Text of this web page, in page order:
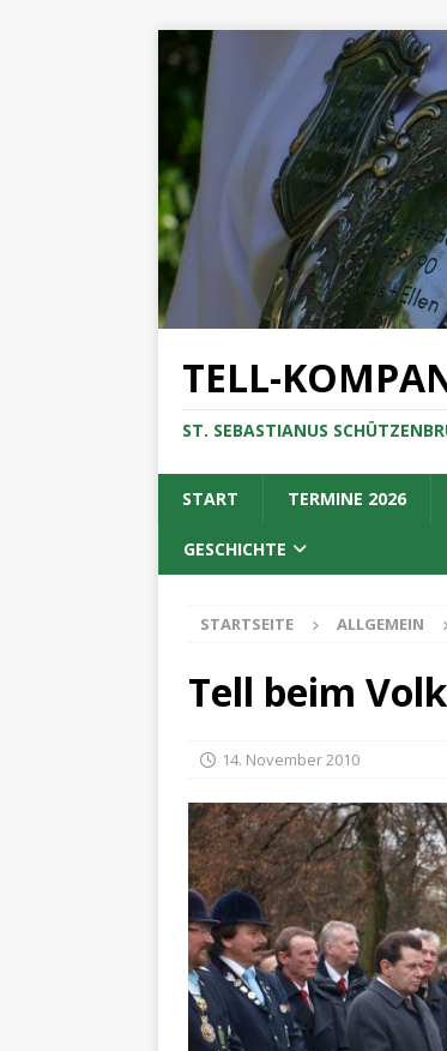
TELL-
ST. SEBASTIANUS
START TERMINE 2026
GESCHICHTE
STARTSEITE ALLGEMEIN
Tell beim
14. November 2010